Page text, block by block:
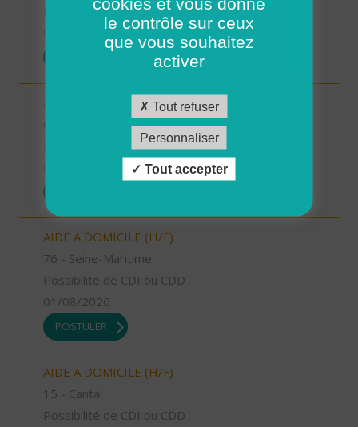
Possibilité de CDI ou CDD
01/08/2026
AIDE SOIGNANT (H/F)
06 - Alpes-Maritimes
Possibilité de CDI ou CDD
AIDE A DOMICILE (H/F)
76 - Seine-Maritime
Possibilité de CDI ou CDD
01/08/2026
POSTULER
AIDE A DOMICILE (H/F)
15 - Cantal
Possibilité de CDI ou CDD
le contrôle sur ceux
que vous souhaitez
activer
Tout refuser
Personnaliser
Tout accepter